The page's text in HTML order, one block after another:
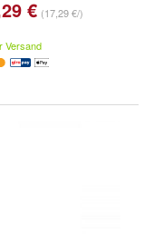
€ (17,29 €/)
Versand